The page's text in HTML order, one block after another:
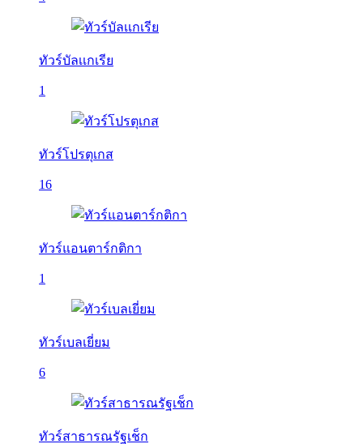
ทัวร์บัลเเกเรีย
1
ทัวร์โปรตุเกส
16
ทัวร์แอนตาร์กติกา
1
ทัวร์เบลเยี่ยม
6
ทัวร์สาธารณรัฐเช็ก